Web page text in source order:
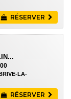
RÉSERVER
LA-
RÉSERVER